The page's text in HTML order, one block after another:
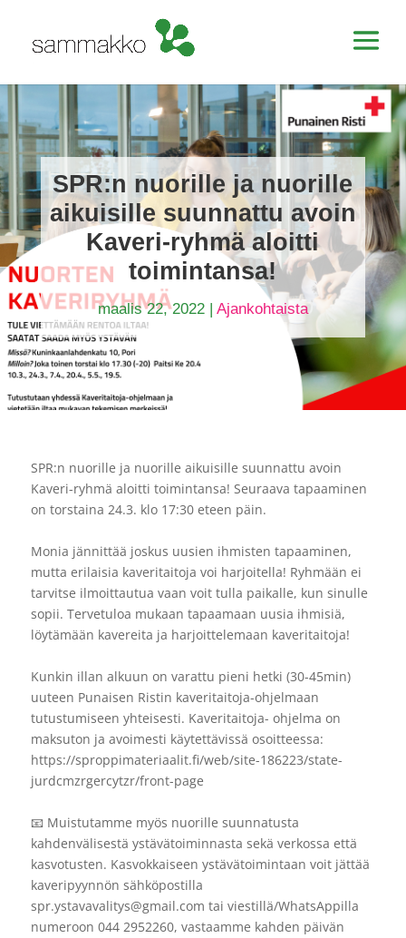
SPR:n nuorille ja nuorille
aikuisille suunnattu avoin
Kaveri-ryhmä aloitti
toimintansa!
maalis 22, 2022| Ajankohtaista
SPR:n nuorille ja nuorille aikuisille suunnattu avoin
Kaveri-ryhmä aloitti toimintansa! Seuraava tapaaminen
on torstaina 24.3. klo 17:30 eteen päin.
Monia jännittää joskus uusien ihmisten tapaaminen,
mutta erilaisia kaveritaitoja voi harjoitella! Ryhmään ei
tarvitse ilmoittautua vaan voit tulla paikalle, kun sinulle
sopii. Tervetuloa mukaan tapaamaan uusia ihmisiä,
löytämään kavereita ja harjoittelemaan kaveritaitoja!
Kunkin illan alkuun on varattu pieni hetki (30-45min)
uuteen Punaisen Ristin kaveritaitoja-ohjelmaan
tutustumiseen yhteisesti. Kaveritaitoja- ohjelma on
maksuton ja avoimesti käytettävissä osoitteessa:
https://sproppimateriaalit.fi/web/site-186223/state-
jurdcmzrgercytzr/front-page
📧 Muistutamme myös nuorille suunnatusta
kahdenvälisestä ystävätoiminnasta sekä verkossa että
kasvotusten. Kasvokkaiseen ystävätoimintaan voit jättää
kaveripyynnön sähköpostilla
spr.ystavavalitys@gmail.com tai viestillä/WhatsAppilla
numeroon 044 2952260, vastaamme kahden päivän